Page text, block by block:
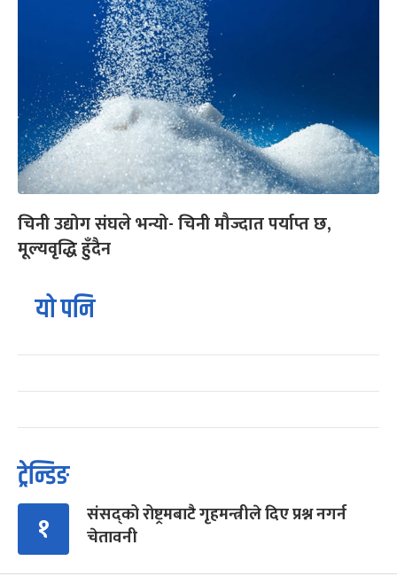
चिनी उद्योग संघले भन्यो- चिनी मौज्दात पर्याप्त छ,
मूल्यवृद्धि हुँदैन
यो पनि
ट्रेन्डिङ
१
संसद्को रोष्ट्रमबाटै गृहमन्त्रीले दिए प्रश्न नगर्न
चेतावनी